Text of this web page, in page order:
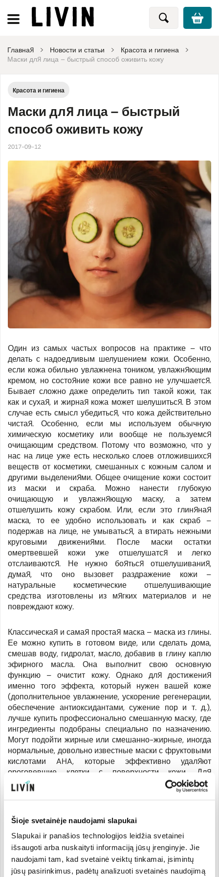
Šioje svetainėje naudojami slapukai
Slapukai ir panašios technologijos leidžia svetainei
išsaugoti arba nuskaityti informaciją jūsų įrenginyje. Jie
naudojami tam, kad svetainė veiktų tinkamai, įsimintų
jūsų pasirinkimus, padėtų analizuoti svetainės naudojimą
Главная Новости и статьи
Красота и гигиена
Маски для лица – быстрый способ оживить кожу
Красота и гигиена
Маски для лица – быстрый
способ оживить кожу
2017-09-12
Один из самых частых вопросов на практике – что
делать с надоедливым шелушением кожи. Особенно,
если кожа обильно увлажнена тоником, увлажняющим
кремом, но состояние кожи все равно не улучшается.
Бывает сложно даже определить тип такой кожи, так
как и сухая, и жирная кожа может шелушиться. В этом
случае есть смысл убедиться, что кожа действительно
чистая. Особенно, если мы используем обычную
химическую косметику или вообще не пользуемся
очищающим средством. Потому что возможно, что у
нас на лице уже есть несколько слоев отложившихся
веществ от косметики, смешанных с кожным салом и
другими выделениями. Общее очищение кожи состоит
из маски и скраба. Можно нанести глубокую
очищающую и увлажняющую маску, а затем
отшелушить кожу скрабом. Или, если это глиняная
маска, то ее удобно использовать и как скраб –
подержав на лице, не умываться, а втирать нежными
круговыми движениями. После маски остатки
омертвевшей кожи уже отшелушатся и легко
отслаиваются. Не нужно бояться отшелушивания,
думая, что оно вызовет раздражение кожи –
натуральные косметические отшелушивающие
средства изготовлены из мягких материалов и не
повреждают кожу.
Классическая и самая простая маска – маска из глины.
Ее можно купить в готовом виде, или сделать дома,
смешав воду, гидролат, масло, добавив в глину каплю
эфирного масла. Она выполнит свою основную
функцию – очистит кожу. Однако для достижения
именно того эффекта, который нужен вашей коже
(дополнительное увлажнение, ускорение регенерации,
обеспечение антиоксидантами, сужение пор и т. д.),
лучше купить профессионально смешанную маску, где
ингредиенты подобраны специально по назначению.
Могут подойти жирные или смешанно-жирные, иногда
нормальные, довольно известные маски с фруктовыми
кислотами AHA, которые эффективно удаляют
ороговевшие клетки с поверхности кожи. Для
чувствительной кожи их следует использовать с
осторожностью или выбрать более мягкую очищающую
чувствительную кожу важно не оставлять маску
слишком надолго – смывать ее сразу после высыхания
или не полностью высушить.
Когда кожа полностью чистая, она намного лучше
впитывает воду, дышит, восстанавливает защитную